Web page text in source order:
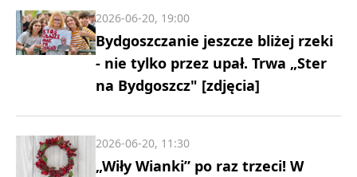
Bydgoszczanie jeszcze bliżej rzeki
- nie tylko przez upał. Trwa „Ster
na Bydgoszcz" [zdjęcia]
2026-06-20, 19:00
„Wiły Wianki” po raz trzeci! W
2026-06-20, 11:30